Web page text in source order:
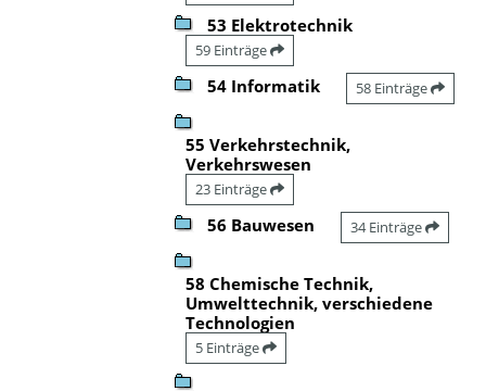
53 Elektrotechnik
59 Einträge
54 Informatik 58 Einträge
55 Verkehrstechnik,
Verkehrswesen
23 Einträge
56 Bauwesen 34 Einträge
58 Chemische Technik,
Umwelttechnik, verschiedene
Technologien
5 Einträge